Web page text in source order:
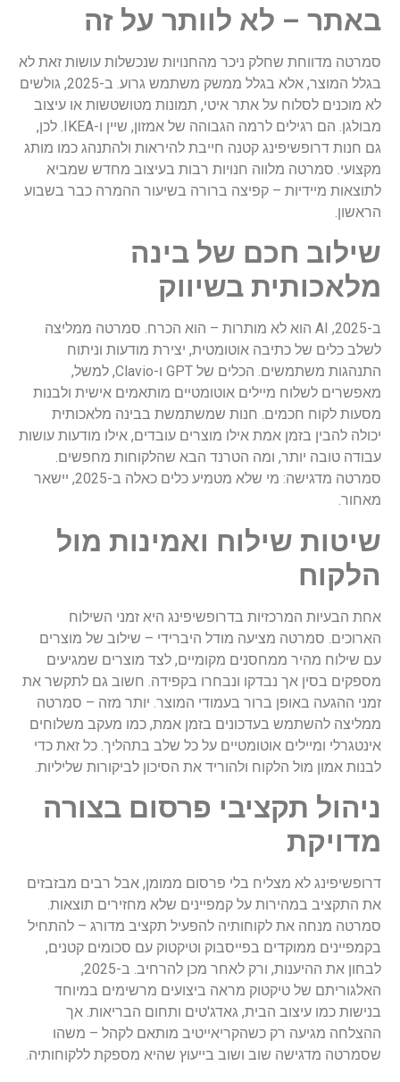
באתר – לא לוותר על זה
סמרטה מדווחת שחלק ניכר מהחנויות שנכשלות עושות זאת לא
בגלל המוצר, אלא בגלל ממשק משתמש גרוע. ב-2025, גולשים
לא מוכנים לסלוח על אתר איטי, תמונות מטושטשות או עיצוב
מבולגן. הם רגילים לרמה הגבוהה של אמזון, שיין ו-IKEA. לכן,
גם חנות דרופשיפינג קטנה חייבת להיראות ולהתנהג כמו מותג
מקצועי. סמרטה מלווה חנויות רבות בעיצוב מחדש שמביא
לתוצאות מיידיות – קפיצה ברורה בשיעור ההמרה כבר בשבוע
הראשון.
שילוב חכם של בינה
מלאכותית בשיווק
ב-2025, AI הוא לא מותרות – הוא הכרח. סמרטה ממליצה
לשלב כלים של כתיבה אוטומטית, יצירת מודעות וניתוח
התנהגות משתמשים. הכלים של GPT ו-Clavio, למשל,
מאפשרים לשלוח מיילים אוטומטיים מותאמים אישית ולבנות
מסעות לקוח חכמים. חנות שמשתמשת בבינה מלאכותית
יכולה להבין בזמן אמת אילו מוצרים עובדים, אילו מודעות עושות
עבודה טובה יותר, ומה הטרנד הבא שהלקוחות מחפשים.
סמרטה מדגישה: מי שלא מטמיע כלים כאלה ב-2025, יישאר
מאחור.
שיטות שילוח ואמינות מול
הלקוח
אחת הבעיות המרכזיות בדרופשיפינג היא זמני השילוח
הארוכים. סמרטה מציעה מודל היברידי – שילוב של מוצרים
עם שילוח מהיר ממחסנים מקומיים, לצד מוצרים שמגיעים
מספקים בסין אך נבדקו ונבחרו בקפידה. חשוב גם לתקשר את
זמני ההגעה באופן ברור בעמודי המוצר. יותר מזה – סמרטה
ממליצה להשתמש בעדכונים בזמן אמת, כמו מעקב משלוחים
אינטגרלי ומיילים אוטומטיים על כל שלב בתהליך. כל זאת כדי
לבנות אמון מול הלקוח ולהוריד את הסיכון לביקורות שליליות.
ניהול תקציבי פרסום בצורה
מדויקת
דרופשיפינג לא מצליח בלי פרסום ממומן, אבל רבים מבזבזים
את התקציב במהירות על קמפיינים שלא מחזירים תוצאות.
סמרטה מנחה את לקוחותיה להפעיל תקציב מדורג – להתחיל
בקמפיינים ממוקדים בפייסבוק וטיקטוק עם סכומים קטנים,
לבחון את ההיענות, ורק לאחר מכן להרחיב. ב-2025,
האלגוריתם של טיקטוק מראה ביצועים מרשימים במיוחד
בנישות כמו עיצוב הבית, גאדג'טים ותחום הבריאות. אך
ההצלחה מגיעה רק כשהקריאייטיב מותאם לקהל – משהו
שסמרטה מדגישה שוב ושוב בייעוץ שהיא מספקת ללקוחותיה.